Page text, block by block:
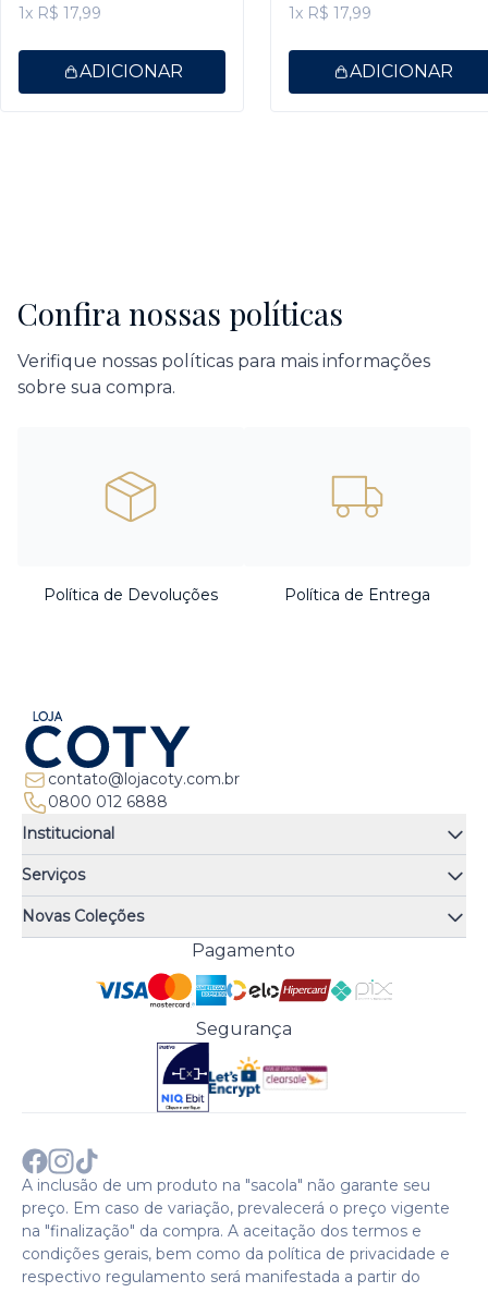
1x R$ 17,99
ADICIONAR
1x R$ 17,99
ADICIONAR
Confira nossas políticas
Verifique nossas políticas para mais informações
sobre sua compra.
Política de Devoluções Política de Entrega
contato@lojacoty.com.br
0800 012 6888
Institucional
Quem somos
Quiz de fragrâncias
Trocas e Devoluções
Troque Fácil
Perguntas Frequentes
Política de Pagamento
Política de Entrega
Política de Privacidade
Comprar com CNPJ?
Sobre a COTY no mundo
Serviços
Atendimento
Meus Pedidos
Trabalhe Conosco
Preferências de Cookies
Novas Coleções
Cenoura & Bronze
Pagamento
Segurança
A inclusão de um produto na "sacola" não garante seu
preço. Em caso de variação, prevalecerá o preço vigente
na "finalização" da compra. A aceitação dos termos e
condições gerais, bem como da política de privacidade e
respectivo regulamento será manifestada a partir do